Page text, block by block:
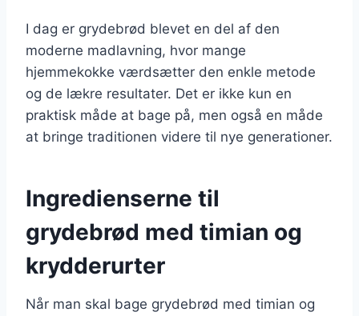
I dag er grydebrød blevet en del af den
moderne madlavning, hvor mange
hjemmekokke værdsætter den enkle metode
og de lækre resultater. Det er ikke kun en
praktisk måde at bage på, men også en måde
at bringe traditionen videre til nye generationer.
Ingredienserne til
grydebrød med timian og
krydderurter
Når man skal bage grydebrød med timian og